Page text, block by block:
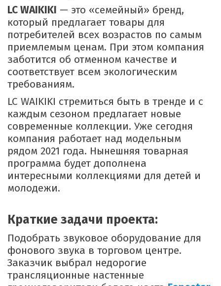
LC WAIKIKI — это «семейный» бренд,
который предлагает товары для
потребителей всех возрастов по самым
приемлемым ценам. При этом компания
заботится об отменном качестве и
соответствует всем экологическим
требованиям.
LC WAIKIKI стремиться быть в тренде и с
каждым сезоном предлагает новые
современные коллекции. Уже сегодня
компания работает над модельным
рядом 2021 года. Нынешняя товарная
программа будет дополнена
интересными коллекциями для детей и
молодежи.
Краткие задачи проекта:
Подобрать звуковое оборудование для
фонового звука в торговом центре.
Заказчик выбрал недорогие
трансляционные настенные